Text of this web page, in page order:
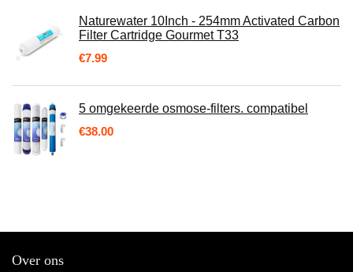
Naturewater 10Inch - 254mm Activated Carbon
Filter Cartridge Gourmet T33
€7.99
5 omgekeerde osmose-filters. compatibel
€38.00
Over ons